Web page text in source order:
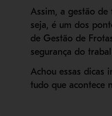
Assim, a gestão
seja, é um dos
de Gestão de
segurança do
Achou essas dicas
tudo que acontece